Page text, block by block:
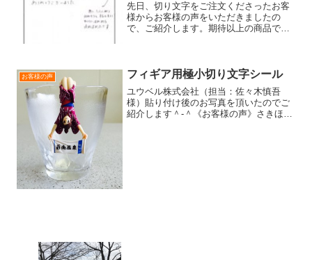
先日、切り文字をご注文くださったお客
様からお客様の声をいただきましたの
で、ご紹介します。期待以上の商品で、
かったです。何に貼るかまで...
お客様の声 フィギア用極小切り文字シール
ユウベル株式会社（担当：佐々木慎吾
様）貼り付け後のお写真を頂いたのでご
紹介します＾-＾《お客様の声》さきほど